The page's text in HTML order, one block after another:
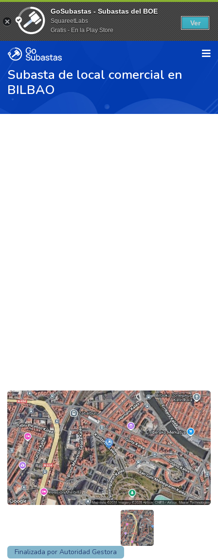
Subasta de local comercial en
BILBAO
Finalizada por Autoridad Gestora
GoSubastas - Subastas del BOE
SquareetLabs
Gratis - En la Play Store
Ver